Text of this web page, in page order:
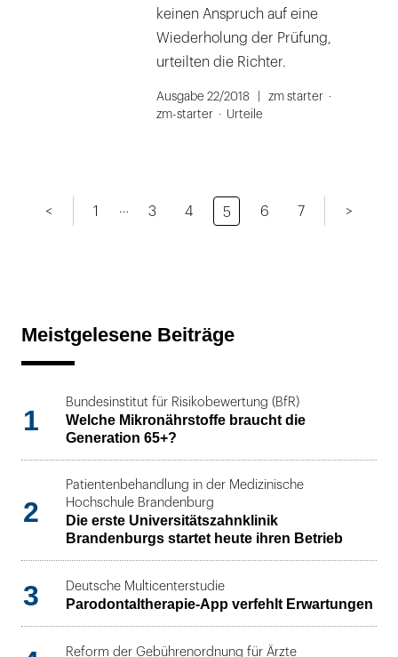
keinen Anspruch auf eine
Wiederholung der Prüfung,
urteilten die Richter.
Ausgabe 22/2018
zm starter
zm-starter
Urteile
< 1 … 3 4 5 6 7 >
Meistgelesene Beiträge
1
Bundesinstitut für Risikobewertung (BfR)
Welche Mikronährstoffe braucht die
Generation 65+?
2
Patientenbehandlung in der Medizinische
Hochschule Brandenburg
Die erste Universitätszahnklinik
Brandenburgs startet heute ihren Betrieb
3 Deutsche Multicenterstudie
Parodontaltherapie-App verfehlt Erwartungen
Reform der Gebührenordnung für Ärzte